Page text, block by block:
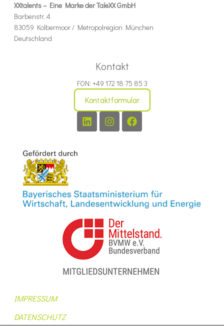
XXtalents – Eine Marke der TaleXX GmbH
Barbenstr. 4
83059 Kolbermoor / Metropolregion München
Deutschland
Kontakt
FON: +49 172 18 75 85 3
Kontaktformular
IMPRESSUM
DATENSCHUTZ